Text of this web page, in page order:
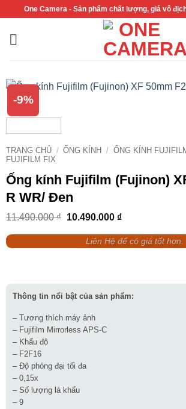
nội
One Camera - Sản phẩm chất lượng, giá vô
-9%
TRANG CHỦ / ỐNG KÍNH / ỐNG KÍNH
FUJIFILM FIX
Ống kính Fujifilm (Fujinon)
R WR/ Đen
11.490.000₫
Giá
là:
11.490.000 ₫.
10.490.000 ₫Giá
tại
là:
Liên Hệ để có giá tốt hơn.
Thông tin nổi bật của sản phẩm:
– Tương thích máy ảnh
– Fujifilm Mirrorless APS-C
– Khẩu độ
– F2F16
– Độ phóng đại tối đa
– 0,15x
– Số lượng lá khẩu
– 9